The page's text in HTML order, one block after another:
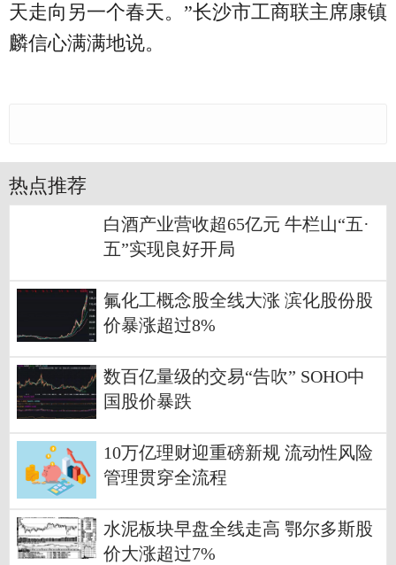
天走向另一个春天。”长沙市工商联主席康镇
麟信心满满地说。
热点推荐
白酒产业营收超65亿元 牛栏山“五·
五”实现良好开局
氟化工概念股全线大涨 滨化股份股
价暴涨超过8%
数百亿量级的交易“告吹” SOHO中
国股价暴跌
10万亿理财迎重磅新规 流动性风险
管理贯穿全流程
水泥板块早盘全线走高 鄂尔多斯股
价大涨超过7%